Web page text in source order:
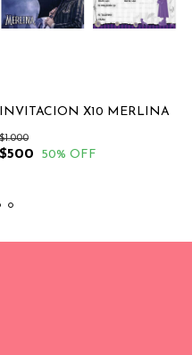
INVITACION X10 MERLINA
$500
$1.000
50% OFF